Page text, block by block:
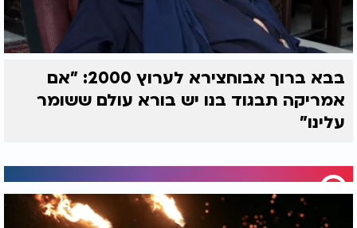
בבא ברוך אבוחצירא לערוץ 2000: "אם
אמריקה תבגוד בנו יש בורא עולם ששומר
עלינו"